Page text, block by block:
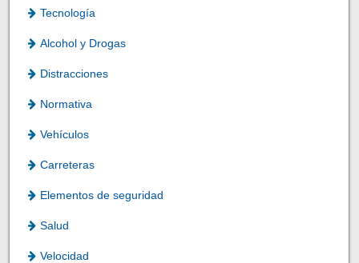
Tecnología
Alcohol y Drogas
Distracciones
Normativa
Vehículos
Carreteras
Elementos de seguridad
Salud
Velocidad